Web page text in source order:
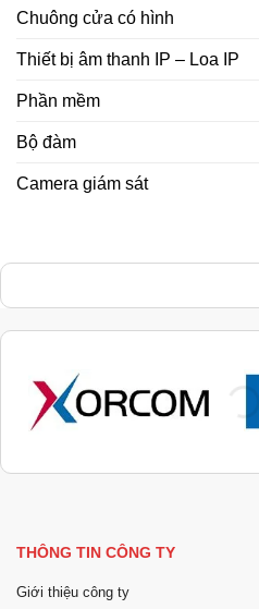
Chuông cửa có hình
Thiết bị âm thanh IP – Loa IP
Phần mềm
Bộ đàm
Camera giám sát
THÔNG TIN CÔNG TY
Giới thiệu công ty